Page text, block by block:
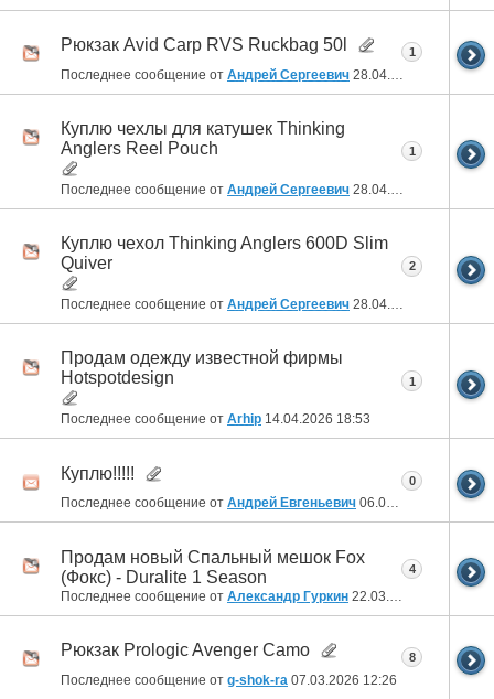
Рюкзак Avid Carp RVS Ruckbag 50l
Последнее сообщение от Андрей Сергеевич 28.04.2026
1
Куплю чехлы для катушек Thinking
Anglers Reel Pouch
Последнее сообщение от Андрей Сергеевич 28.04.2026
1
Куплю чехол Thinking Anglers 600D Slim
Quiver
Последнее сообщение от Андрей Сергеевич 28.04.2026
2
Продам одежду известной фирмы
Hotspotdesign
Последнее сообщение от Arhip 14.04.2026 18:53
1
Куплю!!!!!
Последнее сообщение от Андрей Евгеньевич 06.04.2026 06:26
0
Продам новый Спальный мешок Fox
(Фокс) - Duralite 1 Season
Последнее сообщение от Александр Гуркин 22.03.2026
4
Рюкзак Prologic Avenger Camo
Последнее сообщение от g-shok-ra 07.03.2026 12:26
8